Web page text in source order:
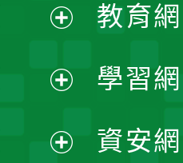
選
單
開
選
單
開
選
教育
學習
資安